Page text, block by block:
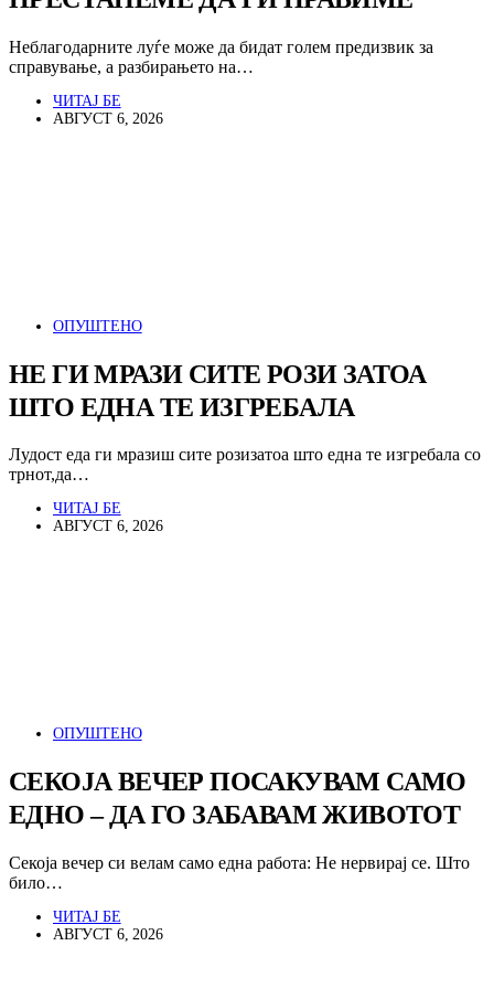
Неблагодарните луѓе може да бидат голем предизвик за
справување, а разбирањето на…
ЧИТАЈ БЕ
АВГУСТ 6, 2026
ОПУШТЕНО
НЕ ГИ МРАЗИ СИТЕ РОЗИ ЗАТОА
ШТО ЕДНА ТЕ ИЗГРЕБАЛА
Лудост еда ги мразиш сите розизатоа што една те изгребала со
трнот,да…
ЧИТАЈ БЕ
АВГУСТ 6, 2026
ОПУШТЕНО
СЕКОЈА ВЕЧЕР ПОСАКУВАМ САМО
ЕДНО – ДА ГО ЗАБАВАМ ЖИВОТОТ
Секоја вечер си велам само една работа: Не нервирај се. Што
било…
ЧИТАЈ БЕ
АВГУСТ 6, 2026